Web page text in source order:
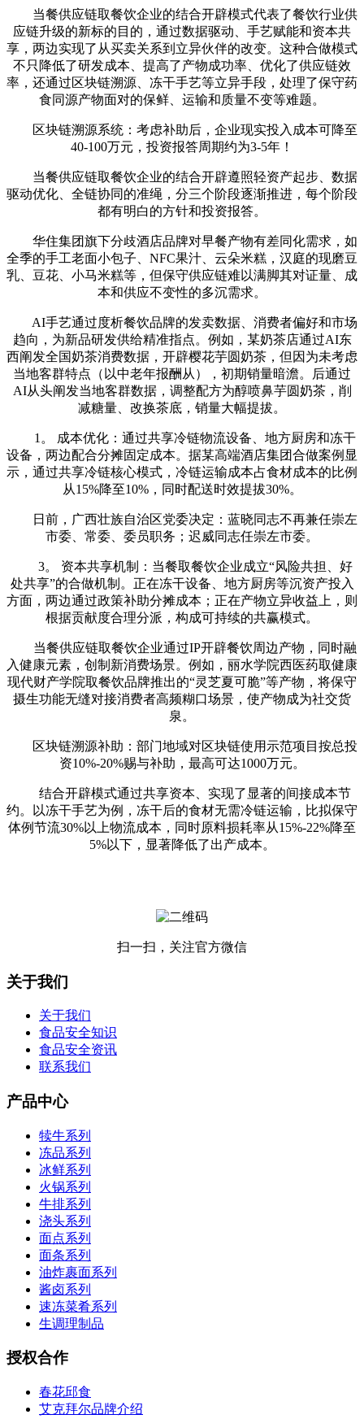
当餐供应链取餐饮企业的结合开辟模式代表了餐饮行业供
应链升级的新标的目的，通过数据驱动、手艺赋能和资本共
享，两边实现了从买卖关系到立异伙伴的改变。这种合做模式
不只降低了研发成本、提高了产物成功率、优化了供应链效
率，还通过区块链溯源、冻干手艺等立异手段，处理了保守药
食同源产物面对的保鲜、运输和质量不变等难题。
区块链溯源系统：考虑补助后，企业现实投入成本可降至
40-100万元，投资报答周期约为3-5年！
当餐供应链取餐饮企业的结合开辟遵照轻资产起步、数据
驱动优化、全链协同的准绳，分三个阶段逐渐推进，每个阶段
都有明白的方针和投资报答。
华住集团旗下分歧酒店品牌对早餐产物有差同化需求，如
全季的手工老面小包子、NFC果汁、云朵米糕，汉庭的现磨豆
乳、豆花、小马米糕等，但保守供应链难以满脚其对证量、成
本和供应不变性的多沉需求。
AI手艺通过度析餐饮品牌的发卖数据、消费者偏好和市场
趋向，为新品研发供给精准指点。例如，某奶茶店通过AI东
西阐发全国奶茶消费数据，开辟樱花芋圆奶茶，但因为未考虑
当地客群特点（以中老年报酬从），初期销量暗澹。后通过
AI从头阐发当地客群数据，调整配方为醇喷鼻芋圆奶茶，削
减糖量、改换茶底，销量大幅提拔。
1。 成本优化：通过共享冷链物流设备、地方厨房和冻干
设备，两边配合分摊固定成本。据某高端酒店集团合做案例显
示，通过共享冷链核心模式，冷链运输成本占食材成本的比例
从15%降至10%，同时配送时效提拔30%。
日前，广西壮族自治区党委决定：蓝晓同志不再兼任崇左
市委、常委、委员职务；迟威同志任崇左市委。
3。 资本共享机制：当餐取餐饮企业成立“风险共担、好
处共享”的合做机制。正在冻干设备、地方厨房等沉资产投入
方面，两边通过政策补助分摊成本；正在产物立异收益上，则
根据贡献度合理分派，构成可持续的共赢模式。
当餐供应链取餐饮企业通过IP开辟餐饮周边产物，同时融
入健康元素，创制新消费场景。例如，丽水学院西医药取健康
现代财产学院取餐饮品牌推出的“灵芝夏可脆”等产物，将保守
摄生功能无缝对接消费者高频糊口场景，使产物成为社交货
泉。
区块链溯源补助：部门地域对区块链使用示范项目按总投
资10%-20%赐与补助，最高可达1000万元。
结合开辟模式通过共享资本、实现了显著的间接成本节
约。以冻干手艺为例，冻干后的食材无需冷链运输，比拟保守
体例节流30%以上物流成本，同时原料损耗率从15%-22%降至
5%以下，显著降低了出产成本。
扫一扫，关注官方微信
关于我们
关于我们
食品安全知识
食品安全资讯
联系我们
产品中心
犊牛系列
冻品系列
冰鲜系列
火锅系列
牛排系列
浇头系列
面点系列
面条系列
油炸裹面系列
酱卤系列
速冻菜肴系列
生调理制品
授权合作
春花邱食
艾克拜尔品牌介绍